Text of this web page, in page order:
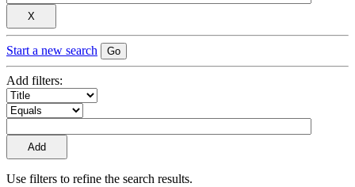
Start a new search
Add filters:
Use filters to refine the search results.